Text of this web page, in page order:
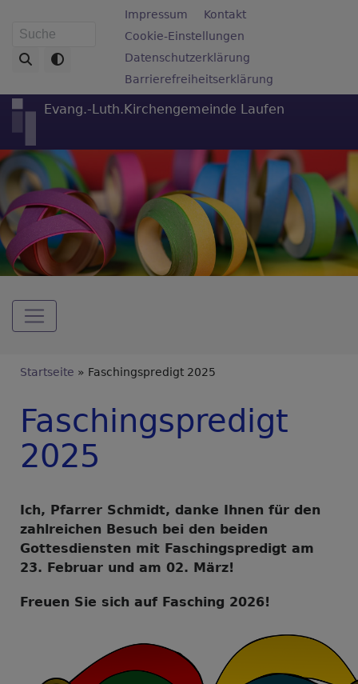
zum
Suche
Fußbereichsmenü
Impressum
Kontakt
Cookie-Einstellungen
Datenschutzerklärung
Barrierefreiheitserklärung
Evang.-Luth.Kirchengemeinde Laufen
Hauptnavigation
Breadcrumb
Startseite Faschingspredigt 2025
Faschingspredigt
2025
Ich, Pfarrer Schmidt, danke Ihnen für den
zahlreichen Besuch bei den beiden
Gottesdiensten mit Faschingspredigt am
23. Februar und am 02. März!
Freuen Sie sich auf Fasching 2026!